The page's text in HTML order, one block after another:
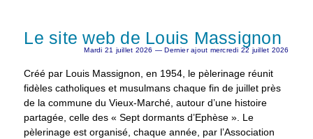
Le site web de Louis Massignon
Mardi 21 juillet 2026 — Dernier ajout mercredi 22 juillet 2026
Créé par Louis Massignon, en 1954, le pèlerinage réunit
fidèles catholiques et musulmans chaque fin de juillet près
de la commune du Vieux-Marché, autour d’une histoire
partagée, celle des « Sept dormants d’Ephèse ». Le
pèlerinage est organisé, chaque année, par l’Association